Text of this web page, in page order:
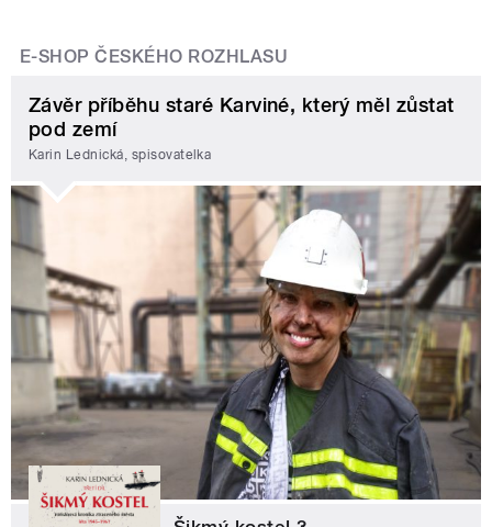
E-SHOP ČESKÉHO ROZHLASU
Závěr příběhu staré Karviné, který měl zůstat
pod zemí
Karin Lednická, spisovatelka